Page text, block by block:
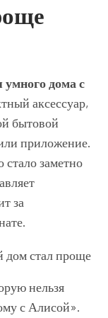
дома с
аксессуар,
бытовой
приложение.
стало заметно
за
нельзя
с Алисой».